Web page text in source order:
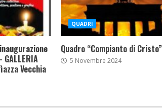
Vecchia
QUADRI
Quadro “Compianto di Cristo”
5 Novembre 2024